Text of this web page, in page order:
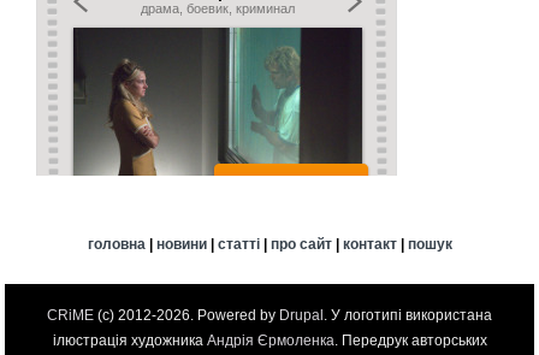
головна| новини| статті| про сайт| контакт| пошук
CRiME (c) 2012-2026. Powered by Drupal. У логотипі використана
ілюстрація художника Андрія Єрмоленка. Передрук авторських